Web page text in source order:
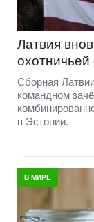
Латвия
охотничьей
Сборная
командном
в Эстонии.
В МИРЕ